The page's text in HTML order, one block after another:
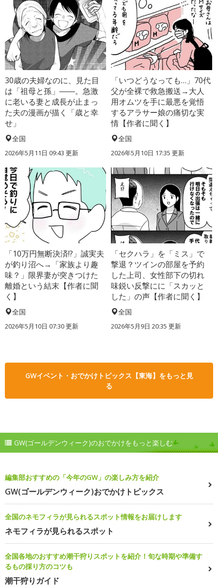
30歳の夫婦なのに、見た目
は「祖母と孫」――。急激
に老いる妻と成長が止まっ
た夫の漫画が描く「歳と幸
せ」
全国
2026年5月11日 09:43 更新
「いつどうなっても…」70代
父が全裸で救急搬送→大人
用オムツを手に最悪を覚悟
するアラサー娘の痛切な実
情【作者に聞く】
全国
2026年5月10日 17:35 更新
「10万円無断決済!?」誠実夫
が釣り沼へ→「家族より趣
味？」限界妻が突きつけた
離婚という結末【作者に聞
く】
全国
2026年5月10日 07:30 更新
「セクハラ」を「ミス」で
撃退？ツインの部屋を予約
した上司、女性部下の切れ
味鋭い反撃にに「スカッと
した」の声【作者に聞く】
全国
2026年5月9日 20:35 更新
GWイベント・おでかけトピックス【東海】をもっと見
る
GW(ゴールデンウィーク)のおでかけをもっと楽しむ
編集部おすすめの「今年のGW」の楽しみ方を紹介
GW(ゴールデンウィーク)おでかけトピックス
全国のネモフィラが見られるスポット情報をお届けします
ネモフィラが見られるスポット
全国各地のおすすめ潮干狩りスポットを紹介！旬な時期や準備す
るもの採り方のコツも
潮干狩りガイド